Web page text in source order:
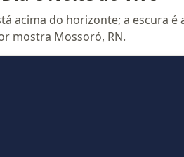
acima do horizonte; a escura
mostra Mossoró, RN.